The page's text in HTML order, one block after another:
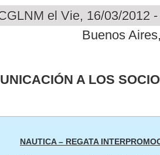
el Vie, 16/03/2012
Buenos Aires, 17
A LOS
NAUTICA – REGATA